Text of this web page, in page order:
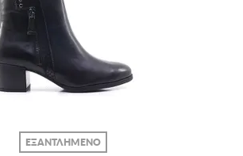
ΕΞΑΝΤΛΗΜΕΝΟ